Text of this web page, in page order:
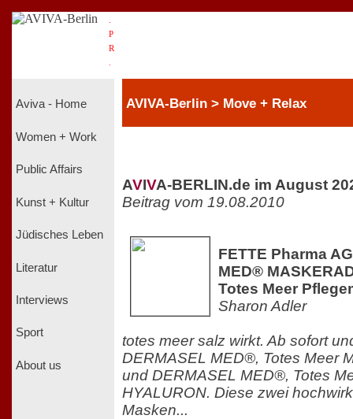
P
R
Aviva - Home
Women + Work
Public Affairs
Kunst + Kultur
Jüdisches Leben
Literatur
Interviews
Sport
About us
AVIVA-Berlin > Move + Relax
AVIVA-BERLIN.de im August
Beitrag vom 19.08.2010
FETTE Pharma
MED®
Totes Meer
Sharon Adler
totes meer salz wirkt. Ab sofort
DERMASEL MED®, Totes Meer
und DERMASEL MED®, Totes
HYALURON. Diese zwei
Masken...